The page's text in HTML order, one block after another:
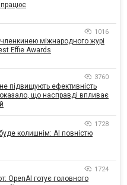
1016
міжнародного журі
Effie Awards
3760
підвищують ефективність
що насправді впливає
1728
колишнім: AI повністю
1724
OpenAI готує головного